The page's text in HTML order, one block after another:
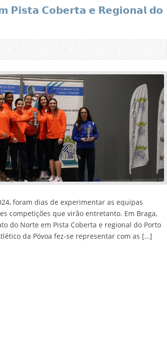
𝗖𝗼𝗯𝗲𝗿𝘁𝗮 𝗲 𝗥𝗲𝗴𝗶𝗼𝗻𝗮𝗹 𝗱𝗼
foram dias de experimentar as equipas
competições que virão entretanto. Em Braga,
do Norte em Pista Coberta e regional do Porto
da Póvoa fez-se representar com as […]